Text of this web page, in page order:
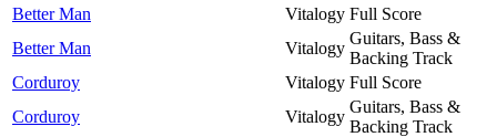
Better Man
Vitalogy Full Score
Better Man
Vitalogy
Guitars, Bass &
Backing Track
Corduroy
Vitalogy Full Score
Corduroy
Vitalogy
Guitars, Bass &
Backing Track